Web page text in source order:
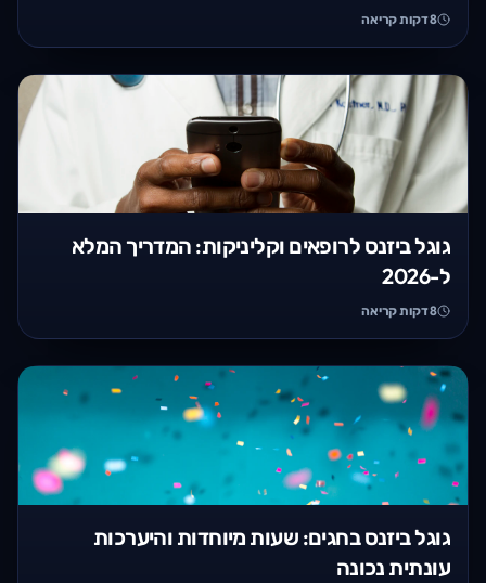
8דקות קריאה
גוגל ביזנס לרופאים וקליניקות: המדריך המלא
ל-2026
8דקות קריאה
גוגל ביזנס בחגים: שעות מיוחדות והיערכות
עונתית נכונה